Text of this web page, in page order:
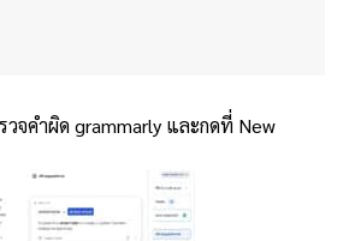
จคำผิด grammarly และกดที่ New